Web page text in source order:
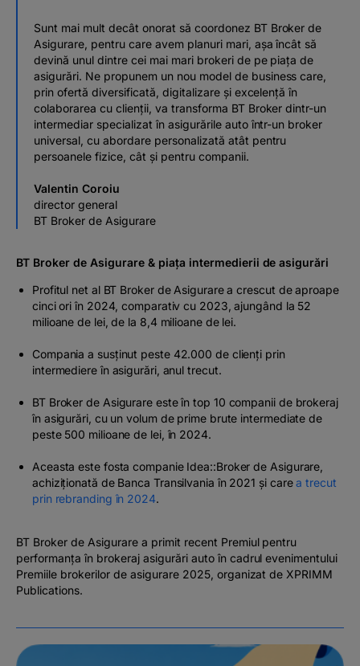
Sunt mai mult decât onorat să coordonez BT Broker de
Asigurare, pentru care avem planuri mari, așa încât să
devină unul dintre cei mai mari brokeri de pe piața de
asigurări. Ne propunem un nou model de business care,
prin ofertă diversificată, digitalizare și excelență în
colaborarea cu clienții, va transforma BT Broker dintr-un
intermediar specializat în asigurările auto într-un broker
universal, cu abordare personalizată atât pentru
persoanele fizice, cât și pentru companii.
Valentin Coroiu
director general
BT Broker de Asigurare
BT Broker de Asigurare & piața intermedierii de asigurări
Profitul net al BT Broker de Asigurare a crescut de aproape
cinci ori în 2024, comparativ cu 2023, ajungând la 52
milioane de lei, de la 8,4 milioane de lei.
Compania a susținut peste 42.000 de clienți prin
intermediere în asigurări, anul trecut.
BT Broker de Asigurare este în top 10 companii de brokeraj
în asigurări, cu un volum de prime brute intermediate de
peste 500 milioane de lei, în 2024.
Aceasta este fosta companie Idea::Broker de Asigurare,
achiziționată de Banca Transilvania în 2021 și carea trecut
prin rebranding în 2024.
BT Broker de Asigurare a primit recent Premiul pentru
performanța în brokeraj asigurări autoîn cadrul evenimentului
Premiile brokerilor de asigurare 2025, organizat de XPRIMM
Publications.